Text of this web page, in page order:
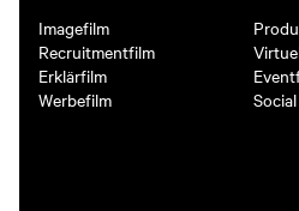
Imagefilm
Recruitmentfilm
Erklärfilm
Werbefilm
Mehr als 750 Partner aus
KMU & Öffentlicher Sektor
vertrauen Frischer Film